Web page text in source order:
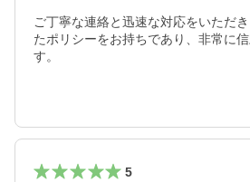
ご丁寧な連絡と迅速な対応をいただ
たポリシーをお持ちであり、非常に
す。
5